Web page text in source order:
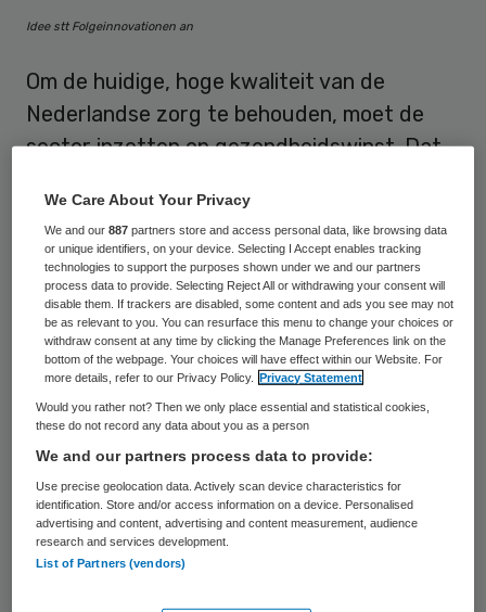
Idee stt Folgeinnovationen an
Om de huidige, hoge kwaliteit van de
Nederlandse zorg te behouden, moet de
sector inzetten op gezondheidswinst. Dat
beter gebruik van technologie en meer
samenwerking over de deelsectoren heen.
Dat schrijft de NZa in de jaarlijkse Stand
van de Zorg.
In deStand van de Zorggeeft de NZa een
overzicht van de stand van zaken in de
verschillende deelsectoren en blikt de
zorgwaakhond terug op de adviezen en
rapportages die zij zelf uitbracht, zoals de
Monitor zorg voor ouderen en het advies
over de bekostiging van gecombineerde
We Care About Your Privacy
We and our887 partners store and access personal data, like browsing data
or unique identifiers, on your device. Selecting I Accept enables tracking
technologies to support the purposes shown under we and our partners
process data to provide. Selecting Reject All or withdrawing your consent will
disable them. If trackers are disabled, some content and ads you see may not
be as relevant to you. You can resurface this menu to change your choices or
withdraw consent at any time by clicking the Manage Preferences link on the
bottom of the webpage. Your choices will have effect within our Website. For
more details, refer to our Privacy Policy.
Privacy Statement
Would you rather not? Then we only place essential and statistical cookies,
these do not record any data about you as a person
We and our partners process data to provide:
Use precise geolocation data. Actively scan device characteristics for
identification. Store and/or access information on a device. Personalised
advertising and content, advertising and content measurement, audience
research and services development.
List of Partners (vendors)